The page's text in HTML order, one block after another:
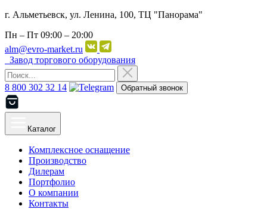
г. Альметьевск, ул. Ленина, 100, ТЦ "Панорама"
Пн – Пт 09:00 – 20:00
alm@evro-market.ru
Завод торгового оборудования
8 800 302 32 14 Обратный звонок
Каталог
Комплексное оснащение
Производство
Дилерам
Портфолио
О компании
Контакты